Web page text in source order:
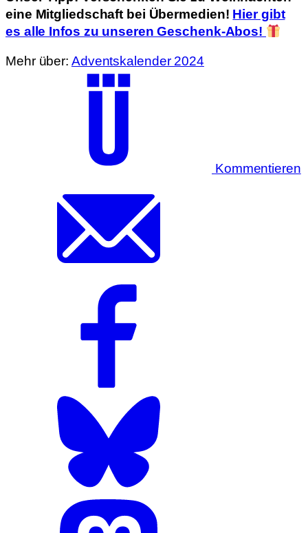
eine Mitgliedschaft bei Übermedien! Hier gibt
es alle Infos zu unseren Geschenk-Abos!
Mehr über: Adventskalender 2024
Kommentieren